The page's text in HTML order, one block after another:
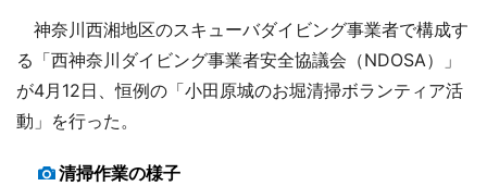
神奈川西湘地区のスキューバダイビング事業者で構成す
る「西神奈川ダイビング事業者安全協議会（NDOSA）」
が4月12日、恒例の「小田原城のお堀清掃ボランティア活
動」を行った。
清掃作業の様子